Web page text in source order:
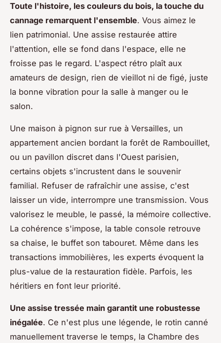
Toute l'histoire, les couleurs du bois, la touche du
cannage remarquent l'ensemble. Vous aimez le
lien patrimonial. Une assise restaurée attire
l'attention, elle se fond dans l'espace, elle ne
froisse pas le regard. L'aspect rétro plaît aux
amateurs de design, rien de vieillot ni de figé, juste
la bonne vibration pour la salle à manger ou le
salon.
Une maison à pignon sur rue à Versailles, un
appartement ancien bordant la forêt de Rambouillet,
ou un pavillon discret dans l'Ouest parisien,
certains objets s'incrustent dans le souvenir
familial. Refuser de rafraîchir une assise, c'est
laisser un vide, interrompre une transmission. Vous
valorisez le meuble, le passé, la mémoire collective.
La cohérence s'impose, la table console retrouve
sa chaise, le buffet son tabouret. Même dans les
transactions immobilières, les experts évoquent la
plus-value de la restauration fidèle. Parfois, les
héritiers en font leur priorité.
Une assise tressée main garantit une robustesse
inégalée. Ce n'est plus une légende, le rotin canné
manuellement traverse le temps, la Chambre des